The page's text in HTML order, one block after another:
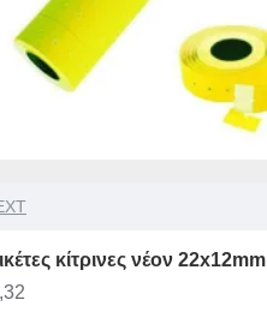
κίτρινες νέον 22x12mm